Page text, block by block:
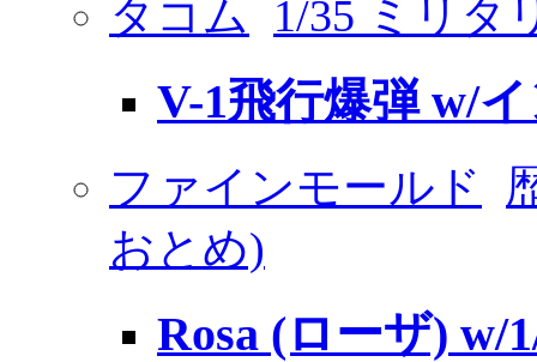
タコム
1/35 ミリタ
V-1飛行爆弾 w/
ファインモールド
おとめ)
Rosa (ローザ) w/